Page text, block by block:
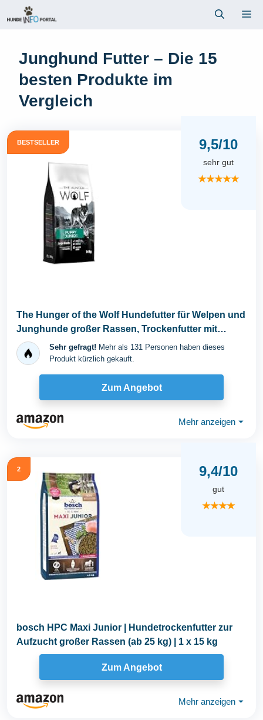
Inhalt
Junghund Futter – Die 15
besten Produkte im
Vergleich
BESTSELLER 9,5/10
sehr gut
★★★★★
The Hunger of the Wolf Hundefutter für Welpen und
Junghunde großer Rassen, Trockenfutter mit
hohem...Sehr gefragt! Mehr als 131 Personen haben dieses
Produkt kürzlich gekauft.
Zum Angebot
Mehr anzeigen ⏷
2 9,4/10
gut
★★★★
bosch HPC Maxi Junior | Hundetrockenfutter zur
Aufzucht großer Rassen (ab 25 kg) | 1 x 15 kg
Zum Angebot
Mehr anzeigen ⏷